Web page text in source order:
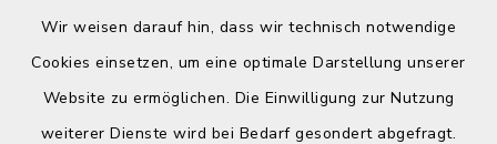
Wir weisen darauf hin, dass wir technisch notwendige
Cookies einsetzen, um eine optimale Darstellung unserer
Website zu ermöglichen. Die Einwilligung zur Nutzung
weiterer Dienste wird bei Bedarf gesondert abgefragt.